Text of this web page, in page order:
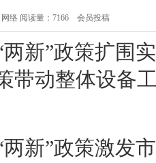
络 阅读量：7166 会员投稿
新”政策扩围
带动整体设备
新”政策激发